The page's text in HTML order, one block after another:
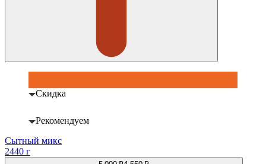
Скидка
Рекомендуем
Сытный микс
2440 г